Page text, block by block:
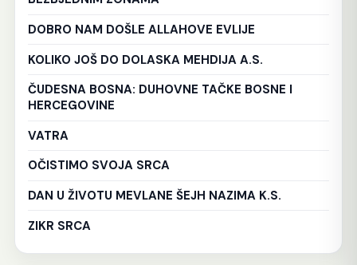
DOBRO NAM DOŠLE ALLAHOVE EVLIJE
KOLIKO JOŠ DO DOLASKA MEHDIJA A.S.
ČUDESNA BOSNA: DUHOVNE TAČKE BOSNE I
HERCEGOVINE
VATRA
OČISTIMO SVOJA SRCA
DAN U ŽIVOTU MEVLANE ŠEJH NAZIMA K.S.
ZIKR SRCA